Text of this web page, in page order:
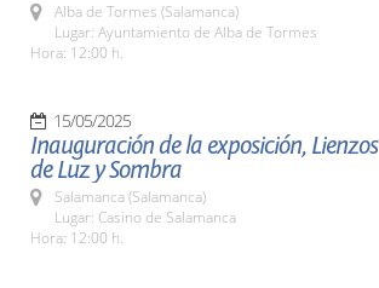
Alba de Tormes (Salamanca)
Lugar: Ayuntamiento de Alba de Tormes
Hora: 12:00 h.
15/05/2025
Inauguración de la exposición, Lienzos
de Luz y Sombra
Salamanca (Salamanca)
Lugar: Casino de Salamanca
Hora: 12:00 h.